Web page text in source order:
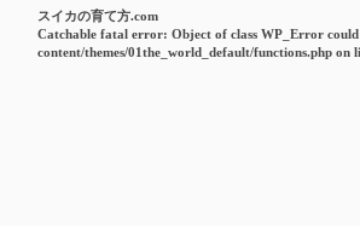
スイカの育て方.com
Catchable fatal error: Object of class WP_Error
content/themes/01the_world_default/functions.php on